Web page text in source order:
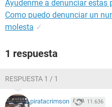
Ayudenme a denunciar
Como puedo denunciar un
molesta ✓
1 respuesta
RESPUESTA 1 / 1
piratacrimson 11.636